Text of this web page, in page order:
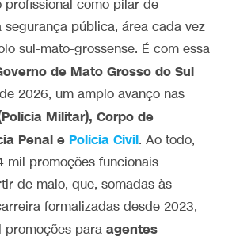
profissional como pilar de
segurança pública, área cada vez
sul-mato-grossense. É com essa
de Mato Grosso do Sul
2026, um amplo avanço nas
Militar), Corpo de
Penal e Polícia Civil. Ao todo,
mil promoções funcionais
de maio, que, somadas às
formalizadas desde 2023,
promoções paraagentes